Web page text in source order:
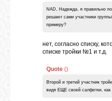
NAD, Надежда, я правильно
решают сами участники
примеру?
нет, согласно списку,
списке тройки №1 и т.д.
Quote ()
Второй и третий участник
видя ЕЩЕ своей салфетки,